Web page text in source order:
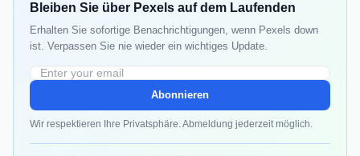
Bleiben Sie über Pexels auf dem Laufenden
Erhalten Sie sofortige Benachrichtigungen, wenn Pexels down
ist. Verpassen Sie nie wieder ein wichtiges Update.
Abonnieren
Wir respektieren Ihre Privatsphäre. Abmeldung jederzeit möglich.